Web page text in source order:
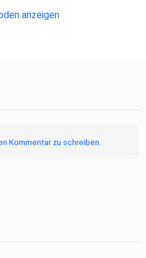
anzeigen
Kommentar zu schreiben.